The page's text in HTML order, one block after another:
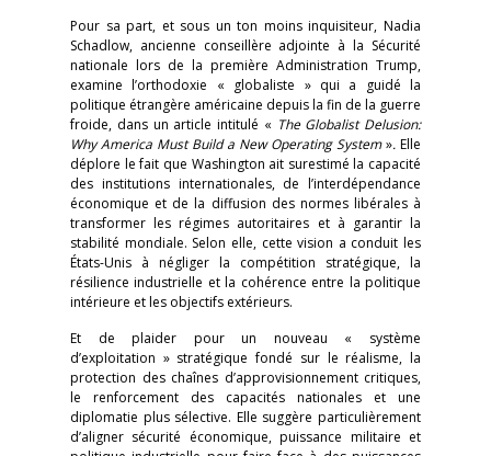
Pour sa part, et sous un ton moins inquisiteur, Nadia
Schadlow, ancienne conseillère adjointe à la Sécurité
nationale lors de la première Administration Trump,
examine l’orthodoxie « globaliste » qui a guidé la
politique étrangère américaine depuis la fin de la guerre
froide, dans un article intitulé « The Globalist Delusion:
Why America Must Build a New Operating System». Elle
déplore le fait que Washington ait surestimé la capacité
des institutions internationales, de l’interdépendance
économique et de la diffusion des normes libérales à
transformer les régimes autoritaires et à garantir la
stabilité mondiale. Selon elle, cette vision a conduit les
États-Unis à négliger la compétition stratégique, la
résilience industrielle et la cohérence entre la politique
intérieure et les objectifs extérieurs.
Et de plaider pour un nouveau « système
d’exploitation » stratégique fondé sur le réalisme, la
protection des chaînes d’approvisionnement critiques,
le renforcement des capacités nationales et une
diplomatie plus sélective. Elle suggère particulièrement
d’aligner sécurité économique, puissance militaire et